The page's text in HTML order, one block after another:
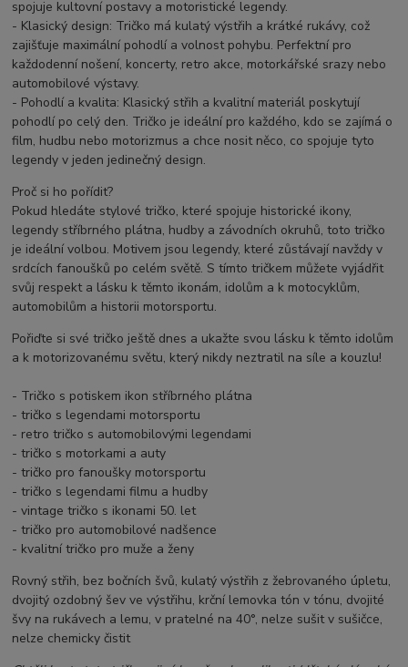
spojuje kultovní postavy a motoristické legendy.
- Klasický design: Tričko má kulatý výstřih a krátké rukávy, což
zajišťuje maximální pohodlí a volnost pohybu. Perfektní pro
každodenní nošení, koncerty, retro akce, motorkářské srazy nebo
automobilové výstavy.
- Pohodlí a kvalita: Klasický střih a kvalitní materiál poskytují
pohodlí po celý den. Tričko je ideální pro každého, kdo se zajímá o
film, hudbu nebo motorizmus a chce nosit něco, co spojuje tyto
legendy v jeden jedinečný design.
Proč si ho pořídit?
Pokud hledáte stylové tričko, které spojuje historické ikony,
legendy stříbrného plátna, hudby a závodních okruhů, toto tričko
je ideální volbou. Motivem jsou legendy, které zůstávají navždy v
srdcích fanoušků po celém světě. S tímto tričkem můžete vyjádřit
svůj respekt a lásku k těmto ikonám, idolům a k motocyklům,
automobilům a historii motorsportu.
Pořiďte si své tričko ještě dnes a ukažte svou lásku k těmto idolům
a k motorizovanému světu, který nikdy neztratil na síle a kouzlu!
- Tričko s potiskem ikon stříbrného plátna
- tričko s legendami motorsportu
- retro tričko s automobilovými legendami
- tričko s motorkami a auty
- tričko pro fanoušky motorsportu
- tričko s legendami filmu a hudby
- vintage tričko s ikonami 50. let
- tričko pro automobilové nadšence
- kvalitní tričko pro muže a ženy
Rovný střih, bez bočních švů, kulatý výstřih z žebrovaného úpletu,
dvojitý ozdobný šev ve výstřihu, krční lemovka tón v tónu, dvojité
švy na rukávech a lemu, v pratelné na 40°, nelze sušit v sušičce,
nelze chemicky čistit